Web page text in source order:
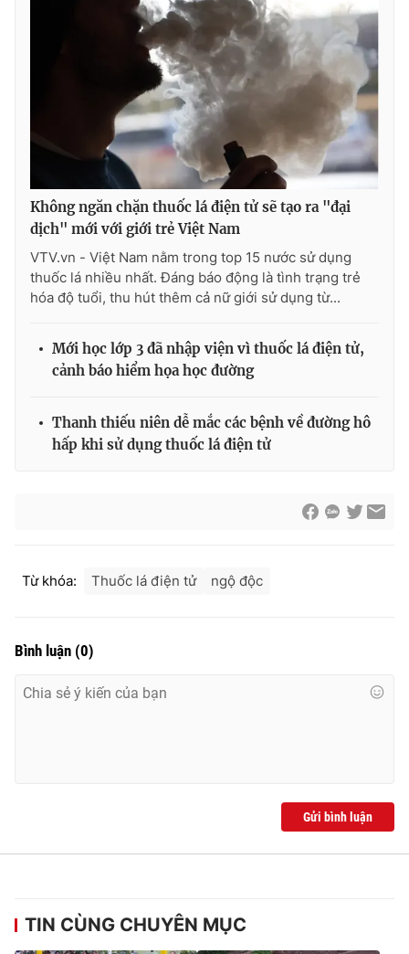
Theo dõi báo trên
Cơ quan chủ quản:Đài Truyền hình Việt Nam
Cơ quan báo chí: Thời báo VTV
Giấy phép hoạt động báo in và báo điện tử số 483/GP-BTTTT
cấp ngày 29/12/2023
Phó Tổng Biên tập: Nguyễn Thị Mỹ Hạnh, Phạm Quốc Thắng,
Nguyễn Trọng Ninh
Ðiện thoại Thời báo VTV:024.66 897 897
Email:toasoan@vtv.vn
Không ngăn chặn thuốc lá điện tử sẽ tạo ra "đại
dịch" mới với giới trẻ Việt Nam
VTV.vn - Việt Nam nằm trong top 15 nước sử dụng
thuốc lá nhiều nhất. Đáng báo động là tình trạng trẻ
hóa độ tuổi, thu hút thêm cả nữ giới sử dụng từ...
Mới học lớp 3 đã nhập viện vì thuốc lá điện tử,
cảnh báo hiểm họa học đường
Thanh thiếu niên dễ mắc các bệnh về đường hô
hấp khi sử dụng thuốc lá điện tử
Từ khóa: Thuốc lá điện tử ngộ độc
Bình luận (0)
Gửi bình luận
TIN CÙNG CHUYÊN MỤC